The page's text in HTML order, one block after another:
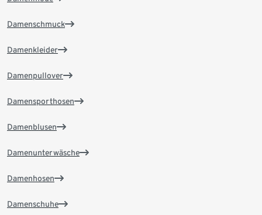
Damenschmuck
Damenkleider
Damenpullover
Damensporthosen
Damenblusen
Damenunterwäsche
Damenhosen
Damenschuhe